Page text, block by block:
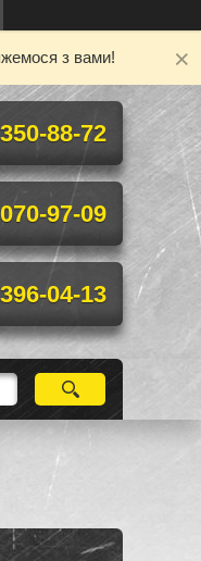
з вами!
88-72
97-09
04-13